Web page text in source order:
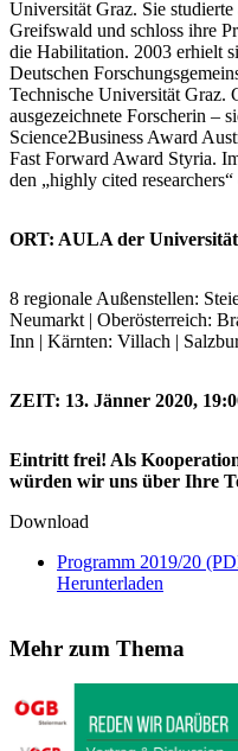
Universität Graz. Sie
Greifswald und schloss ihre
die Habilitation. 2003 erhielt
Deutschen
Technische Universität Graz.
ausgezeichnete Forscherin –
Science2Business Award
Fast Forward Award Styria.
den „highly cited
ORT: AULA der
8 regionale Außenstellen:
Neumarkt | Oberösterreich:
Inn | Kärnten: Villach |
ZEIT: 13. Jänner 2020,
Eintritt frei! Als
würden wir uns über Ihre
Download
Programm 2019/20
Herunterladen
Mehr zum Thema